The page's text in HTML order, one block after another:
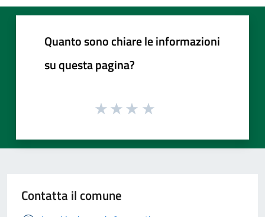
Quanto sono chiare le informazioni
su questa pagina?
Contatta il comune